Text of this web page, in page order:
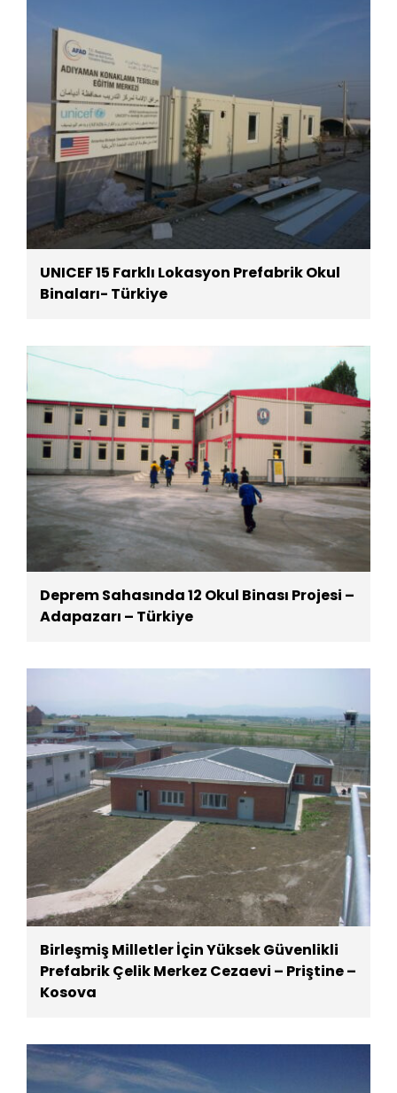
UNICEF 15 Farklı Lokasyon Prefabrik Okul
Binaları- Türkiye
Deprem Sahasında 12 Okul Binası Projesi –
Adapazarı – Türkiye
Birleşmiş Milletler İçin Yüksek Güvenlikli
Prefabrik Çelik Merkez Cezaevi – Priştine –
Kosova